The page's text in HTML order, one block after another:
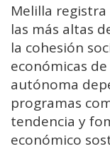
Melilla
las más altas
la cohesión
económicas
autónoma
programas
tendencia y
económico